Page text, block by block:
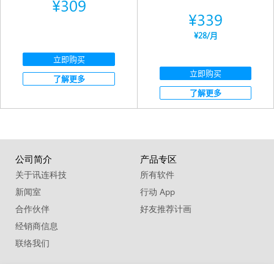
¥309
立即购买
了解更多
¥339
¥28/月
立即购买
了解更多
公司简介
关于讯连科技
新闻室
合作伙伴
经销商信息
联络我们
产品专区
所有软件
行动 App
好友推荐计画